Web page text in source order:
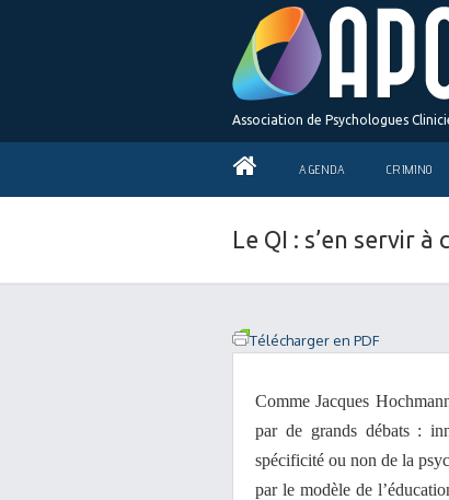
Association de Psychologues
AGENDA CRIMINO
Le QI : s’en servir
Télécharger en PDF
Comme Jacques
par de grands débats :
spécificité ou non de la
par le modèle de